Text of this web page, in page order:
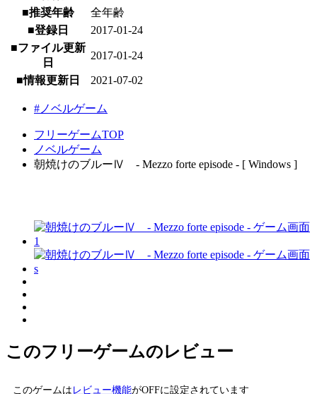
■推奨年齢
全年齢
■登録日
2017-01-24
■ファイル更新
日
2017-01-24
■情報更新日 2021-07-02
#ノベルゲーム
フリーゲームTOP
ノベルゲーム
朝焼けのブルーⅣ - Mezzo forte episode - [ Windows ]
このフリーゲームのレビュー
このゲームは レビュー機能がOFFに設定されています